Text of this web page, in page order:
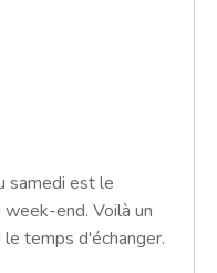
samedi est le
end. Voilà un
temps d'échanger.